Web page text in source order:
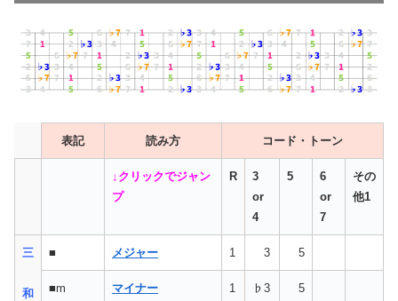
押さえ方の例(開放弦なし)
押さえ方の例(開放弦なし)
押さえ方の例(開放弦なし)
表記 読み方 コード・トーン
↓クリックでジャン
プ
R
3
or
4
5
6
or
7
その
他1
三
和
■ メジャー 1 3 5
■m マイナー 1 ♭3 5